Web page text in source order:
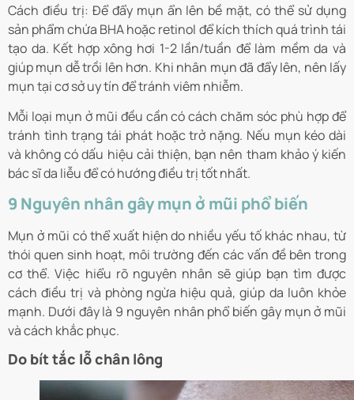
Cách điều trị: Để đẩy mụn ẩn lên bề mặt, có thể sử dụng
sản phẩm chứa BHA hoặc retinol để kích thích quá trình tái
tạo da. Kết hợp xông hơi 1-2 lần/tuần để làm mềm da và
giúp mụn dễ trồi lên hơn. Khi nhân mụn đã đẩy lên, nên lấy
mụn tại cơ sở uy tín để tránh viêm nhiễm.
Mỗi loại mụn ở mũi đều cần có cách chăm sóc phù hợp để
tránh tình trạng tái phát hoặc trở nặng. Nếu mụn kéo dài
và không có dấu hiệu cải thiện, bạn nên tham khảo ý kiến
bác sĩ da liễu để có hướng điều trị tốt nhất.
9 Nguyên nhân gây mụn ở mũi phổ biến
Mụn ở mũi có thể xuất hiện do nhiều yếu tố khác nhau, từ
thói quen sinh hoạt, môi trường đến các vấn đề bên trong
cơ thể. Việc hiểu rõ nguyên nhân sẽ giúp bạn tìm được
cách điều trị và phòng ngừa hiệu quả, giúp da luôn khỏe
mạnh. Dưới đây là 9 nguyên nhân phổ biến gây mụn ở mũi
và cách khắc phục.
Do bít tắc lỗ chân lông